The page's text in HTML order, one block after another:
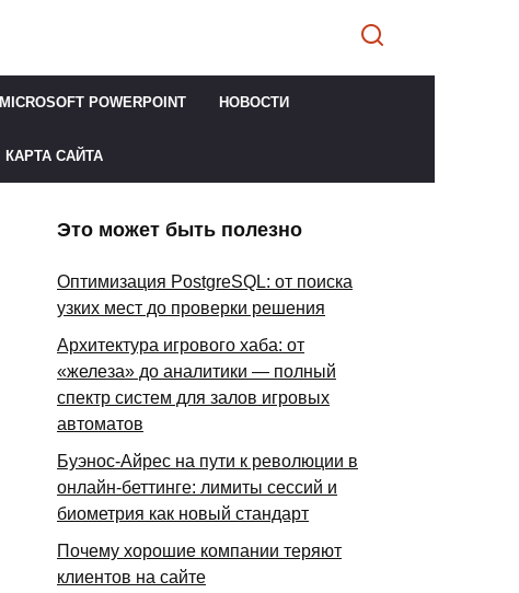
MICROSOFT POWERPOINT НОВОСТИ
КАРТА САЙТА
Это может быть полезно
Оптимизация PostgreSQL: от поиска
узких мест до проверки решения
Архитектура игрового хаба: от
«железа» до аналитики — полный
спектр систем для залов игровых
автоматов
Буэнос-Айрес на пути к революции в
онлайн-беттинге: лимиты сессий и
биометрия как новый стандарт
Почему хорошие компании теряют
клиентов на сайте